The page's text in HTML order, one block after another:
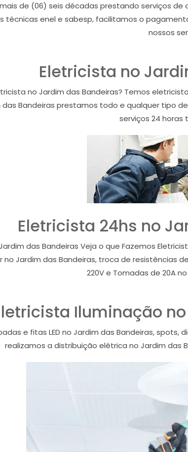
de (06) seis décadas prestando serviços
técnicas enel e sabesp, facilitamos o
nossos
Eletricista no
no Jardim das Bandeiras? Temos
das Bandeiras prestamos todo e qualquer tipo
serviços 24 horas
Eletricista 24hs no
das Bandeiras Veja o que Fazemos
Jardim das Bandeiras, troca de resistências
220V e Tomadas de 20A
Iluminação
e fitas LED no Jardim das Bandeiras, spots,
realizamos a distribuição elétrica no Jardim das